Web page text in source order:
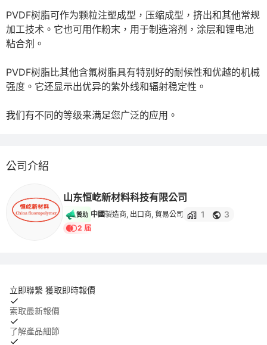
PVDF树脂可作为颗粒注塑成型，压缩成型，挤出和其他常规
加工技术。它也可用作粉末，用于制造溶剂，涂层和锂电池
粘合剂。
PVDF树脂比其他含氟树脂具有特别好的耐候性和优越的机械
强度。它还显示出优异的紫外线和辐射稳定性。
我们有不同的等级来满足您广泛的应用。
公司介紹
山东恒屹新材料科技有限公司
贊助 中國製造商, 出口商, 貿易公司 1 3
2 届
立即聯繫 獲取即時報價
索取最新報價
了解產品細節